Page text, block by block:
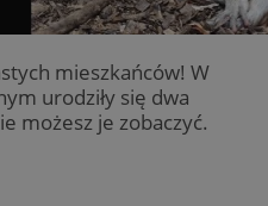
mieszkańców! W
urodziły się dwa
możesz je zobaczyć.